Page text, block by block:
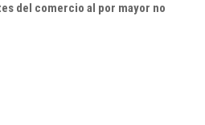
del comercio al por mayor no